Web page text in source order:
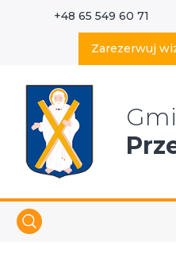
+48 65 549 60 71
Zarezerwuj
Wyszukaj w serwisie